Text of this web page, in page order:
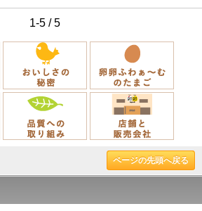
1-5 / 5
ページの先頭へ戻る